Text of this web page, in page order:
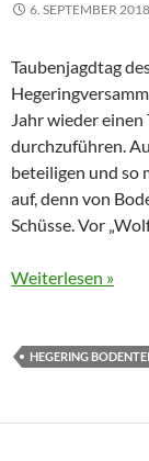
6. SEPTEMBER 2018
Taubenjagdtag
Jahr wieder
durchzuführen.
beteiligen und so
auf, denn von
Schüsse. Vor
Weiterlesen »
HEGERING